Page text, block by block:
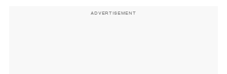
ADVERTISEMENT